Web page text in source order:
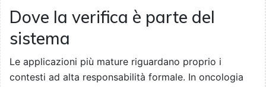
Dove la verifica è parte del
sistema
Le applicazioni più mature riguardano proprio i
contesti ad alta responsabilità formale. In oncologia